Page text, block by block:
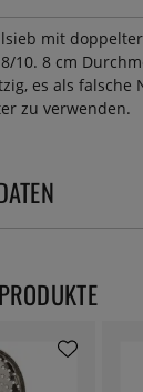
mit
10. 8 cm
es als falsche
zu verwenden.